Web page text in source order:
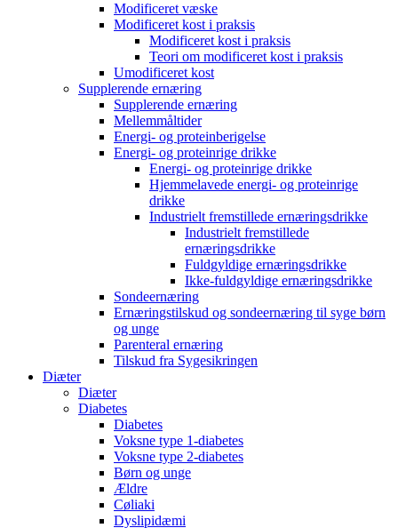
Modificeret væske
Modificeret kost i praksis
Modificeret kost i praksis
Teori om modificeret kost i praksis
Umodificeret kost
Supplerende ernæring
Supplerende ernæring
Mellemmåltider
Energi- og proteinberigelse
Energi- og proteinrige drikke
Energi- og proteinrige drikke
Hjemmelavede energi- og proteinrige
drikke
Industrielt fremstillede ernæringsdrikke
Industrielt fremstillede
ernæringsdrikke
Fuldgyldige ernæringsdrikke
Ikke-fuldgyldige ernæringsdrikke
Sondeernæring
Ernæringstilskud og sondeernæring til syge børn
og unge
Parenteral ernæring
Tilskud fra Sygesikringen
Diæter
Diæter
Diabetes
Diabetes
Voksne type 1-diabetes
Voksne type 2-diabetes
Børn og unge
Ældre
Cøliaki
Dyslipidæmi